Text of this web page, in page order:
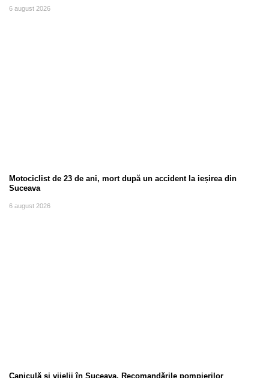
6 august 2026
Motociclist de 23 de ani, mort după un accident la ieșirea din
Suceava
6 august 2026
Caniculă și vijelii în Suceava. Recomandările pompierilor